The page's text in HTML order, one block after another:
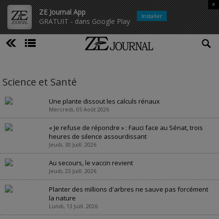
ZE Journal App
GRATUIT - dans Google Play
x
Installer
Science et Santé
Une plante dissout les calculs rénaux
Mercredi, 05 Août 2026
« Je refuse de répondre » : Fauci face au Sénat, trois
heures de silence assourdissant
Jeudi, 30 Juill. 2026
Au secours, le vaccin revient
Jeudi, 23 Juill. 2026
Planter des millions d'arbres ne sauve pas forcément
la nature
Lundi, 13 Juill. 2026